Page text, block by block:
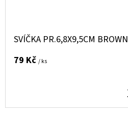
SVÍČKA PR.6,8X9,5CM BROWN
79 Kč / ks